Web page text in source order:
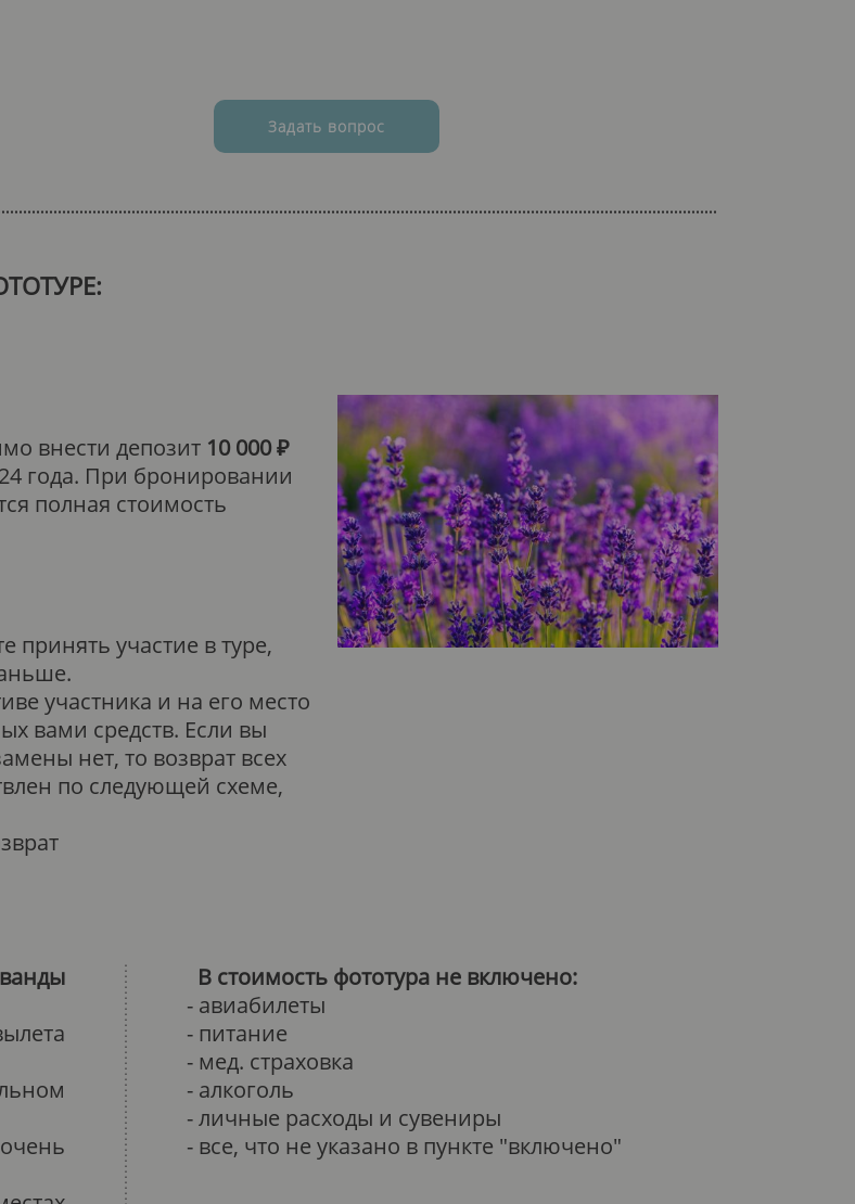
Задать вопрос
внести депозит 10 000 ₽
года. При бронировании
полная стоимость
участие в туре,
участника и на его место
вами средств. Если вы
нет, то возврат всех
по следующей схеме,
В стоимость фототура не включено:
- авиабилеты
- питание
- мед. страховка
- алкоголь
- личные расходы и сувениры
- все, что не указано в пункте "включено"